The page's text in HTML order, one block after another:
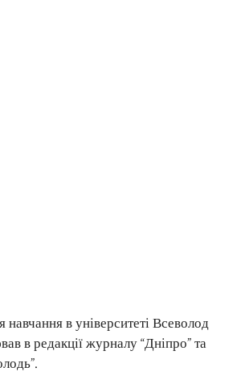
навчання в університеті Всеволод
в редакції журналу “Дніпро” та